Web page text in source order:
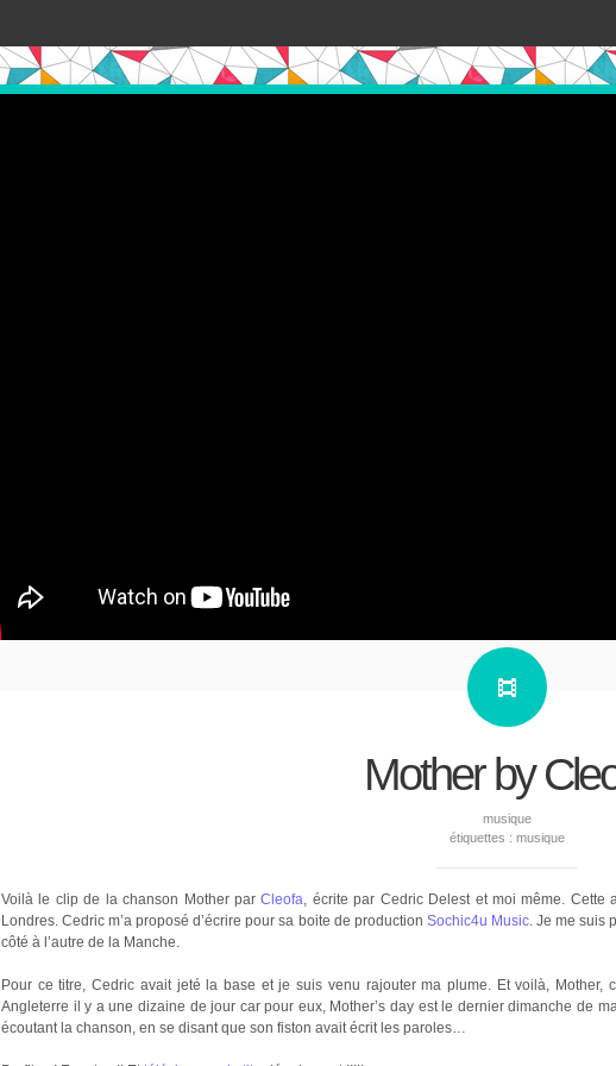
Mother by
musique
étiquettes : musique
Voilà le clip de la chanson Mother parCleofa , écrite par Cedric Delest et moi même. Cette
Londres. Cedric m’a proposé d’écrire pour sa boite de production Sochic4u Music. Je me suis
côté à l’autre de la Manche.
Pour ce titre, Cedric avait jeté la base et je suis venu rajouter ma plume. Et voilà,
Angleterre il y a une dizaine de jour car pour eux, Mother’s day est le dernier dimanche de
écoutant la chanson, en se disant que son fiston avait écrit les paroles…